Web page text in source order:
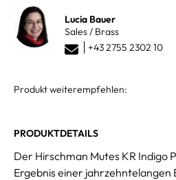
Lucia Bauer
Sales / Brass
+43 2755 2302 10
Produkt weiterempfehlen:
PRODUKTDETAILS
Der Hirschman Mutes KR Indigo
Ergebnis einer jahrzehntelangen